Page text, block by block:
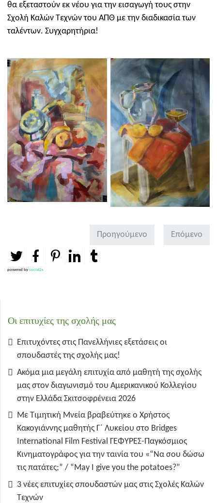
θα εξεταστούν εκ νέου για την εισαγωγή τους στην
Σχολή Καλών Τεχνών του ΑΠΘ με την διαδικασία των
ταλέντων. Συγχαρητήρια!
Προηγούμενο Επόμενο
powered by social2s
Οι επιτυχίες της σχολής μας
Επιτυχόντες στις Πανελλήνιες εξετάσεις οι
σπουδαστές της σχολής μας!
Ακόμα μια μεγάλη επιτυχία από μαθητή της σχολής
μας στον διαγωνισμό του Αμερικανικού Κολλεγίου
στην Ελλάδα Σκιτσοφρένεια 2026
Με Τιμητική Μνεία βραβεύτηκε ο Χρήστος
Κακογιάννης μαθητής Γ΄ Λυκείου στο Bridges
International Film Festival ΓΕΦΥΡΕΣ-Παγκόσμιος
Κινηματογράφος για την ταινία του «“Να σου δώσω
τις πατάτες;” / “May I give you the potatoes?”
3 νέες επιτυχίες σπουδαστών μας στις Σχολές Καλών
Τεχνών